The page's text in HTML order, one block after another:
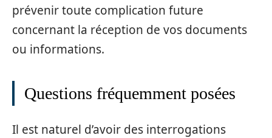
prévenir toute complication future
concernant la réception de vos documents
ou informations.
Questions fréquemment posées
Il est naturel d’avoir des interrogations